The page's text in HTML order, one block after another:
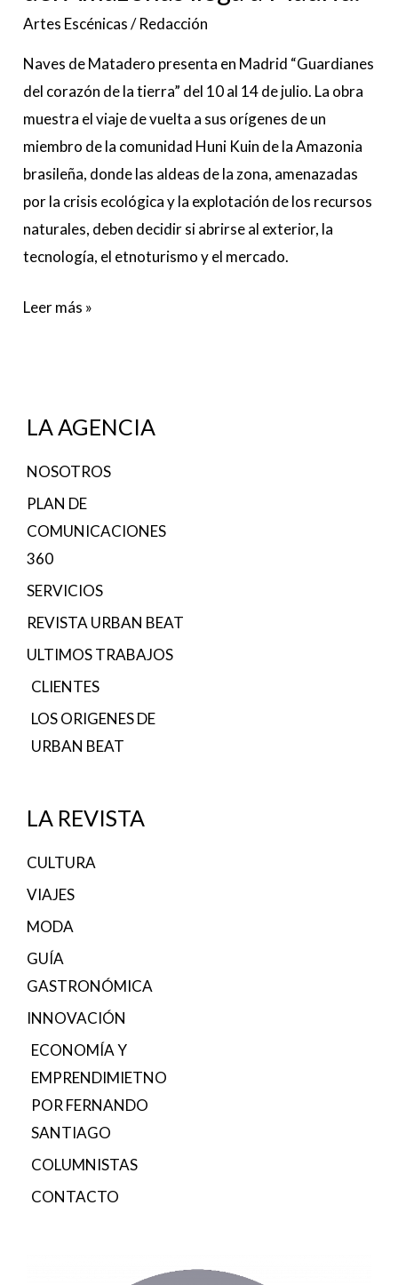
Artes Escénicas/Redacción
Naves de Matadero presenta en Madrid “Guardianes
del corazón de la tierra” del 10 al 14 de julio. La obra
muestra el viaje de vuelta a sus orígenes de un
miembro de la comunidad Huni Kuin de la Amazonia
brasileña, donde las aldeas de la zona, amenazadas
por la crisis ecológica y la explotación de los recursos
naturales, deben decidir si abrirse al exterior, la
tecnología, el etnoturismo y el mercado.
Amazonas
Leer más »
LA AGENCIA
NOSOTROS
PLAN DE
COMUNICACIONES
360
SERVICIOS
REVISTA URBAN BEAT
ULTIMOS TRABAJOS
CLIENTES
LOS ORIGENES DE
URBAN BEAT
LA REVISTA
CULTURA
VIAJES
MODA
GUÍA
GASTRONÓMICA
INNOVACIÓN
ECONOMÍA Y
EMPRENDIMIETNO
POR FERNANDO
SANTIAGO
COLUMNISTAS
CONTACTO